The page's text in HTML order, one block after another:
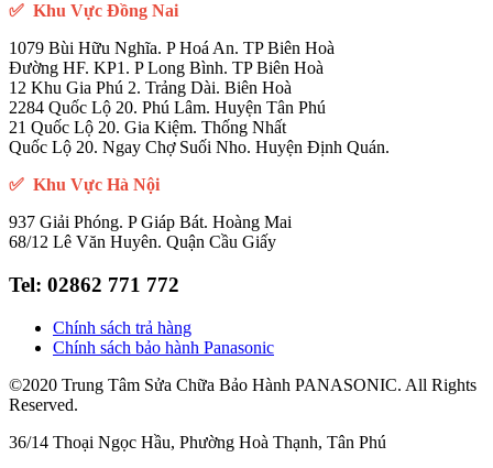
✅ Khu Vực Đồng Nai
1079 Bùi Hữu Nghĩa. P Hoá An. TP Biên Hoà
Đường HF. KP1. P Long Bình. TP Biên Hoà
12 Khu Gia Phú 2. Trảng Dài. Biên Hoà
2284 Quốc Lộ 20. Phú Lâm. Huyện Tân Phú
21 Quốc Lộ 20. Gia Kiệm. Thống Nhất
Quốc Lộ 20. Ngay Chợ Suối Nho. Huyện Định Quán.
✅ Khu Vực Hà Nội
937 Giải Phóng. P Giáp Bát. Hoàng Mai
68/12 Lê Văn Huyên. Quận Cầu Giấy
Tel: 02862 771 772
Chính sách trả hàng
Chính sách bảo hành Panasonic
©2020 Trung Tâm Sửa Chữa Bảo Hành PANASONIC. All Rights
Reserved.
36/14 Thoại Ngọc Hầu, Phường Hoà Thạnh, Tân Phú